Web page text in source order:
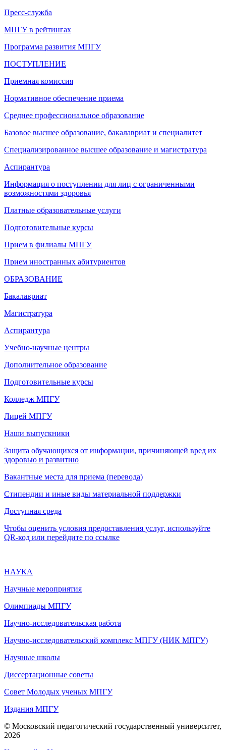
Пресс-служба
МПГУ в рейтингах
Программа развития МПГУ
ПОСТУПЛЕНИЕ
Приемная комиссия
Нормативное обеспечение приема
Среднее профессиональное образование
Базовое высшее образование, бакалавриат и специалитет
Специализированное высшее образование и магистратура
Аспирантура
Информация о поступлении для лиц с ограниченными
возможностями здоровья
Платные образовательные услуги
Подготовительные курсы
Прием в филиалы МПГУ
Прием иностранных абитуриентов
ОБРАЗОВАНИЕ
Бакалавриат
Магистратура
Аспирантура
Учебно-научные центры
Дополнительное образование
Подготовительные курсы
Колледж МПГУ
Лицей МПГУ
Наши выпускники
Защита обучающихся от информации, причиняющей вред их
здоровью и развитию
Вакантные места для приема (перевода)
Стипендии и иные виды материальной поддержки
Доступная среда
Чтобы оценить условия предоставления услуг, используйте
QR-код или перейдите по ссылке
НАУКА
Научные мероприятия
Олимпиады МПГУ
Научно-исследовательская работа
Научно-исследовательский комплекс МПГУ (НИК МПГУ)
Научные школы
Диссертационные советы
Совет Молодых ученых МПГУ
Издания МПГУ
© Московский педагогический государственный университет,
2026